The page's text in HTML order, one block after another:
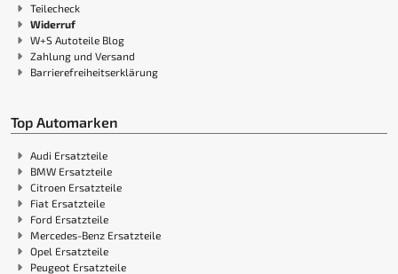
Teilecheck
Widerruf
W+S Autoteile Blog
Zahlung und Versand
Barrierefreiheitserklärung
Top Automarken
Audi Ersatzteile
BMW Ersatzteile
Citroen Ersatzteile
Fiat Ersatzteile
Ford Ersatzteile
Mercedes-Benz Ersatzteile
Opel Ersatzteile
Peugeot Ersatzteile